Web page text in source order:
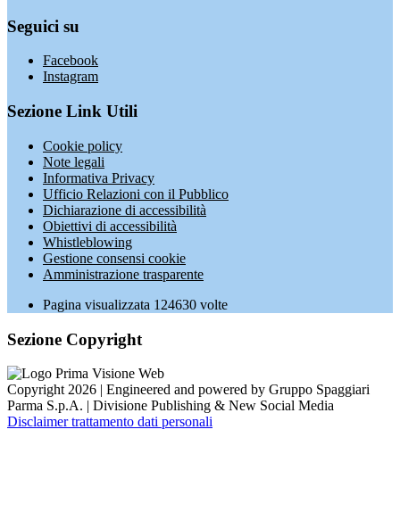
Seguici su
Facebook
Instagram
Sezione Link Utili
Cookie policy
Note legali
Informativa Privacy
Ufficio Relazioni con il Pubblico
Dichiarazione di accessibilità
Obiettivi di accessibilità
Whistleblowing
Gestione consensi cookie
Amministrazione trasparente
Pagina visualizzata 124630 volte
Sezione Copyright
Copyright 2026 | Engineered and powered by Gruppo Spaggiari
Parma S.p.A. | Divisione Publishing & New Social Media
Disclaimer trattamento dati personali